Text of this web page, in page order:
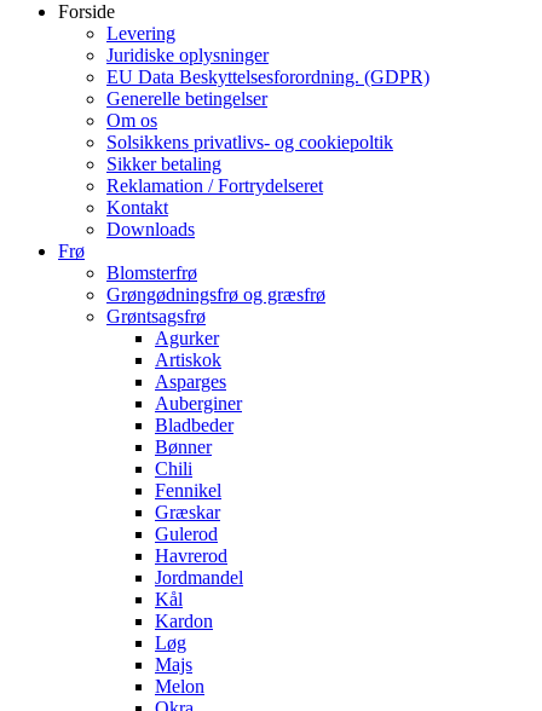
Forside
Levering
Juridiske oplysninger
EU Data Beskyttelsesforordning. (GDPR)
Generelle betingelser
Om os
Solsikkens privatlivs- og cookiepoltik
Sikker betaling
Reklamation / Fortrydelseret
Kontakt
Downloads
Frø
Blomsterfrø
Grøngødningsfrø og græsfrø
Grøntsagsfrø
Agurker
Artiskok
Asparges
Auberginer
Bladbeder
Bønner
Chili
Fennikel
Græskar
Gulerod
Havrerod
Jordmandel
Kål
Kardon
Løg
Majs
Melon